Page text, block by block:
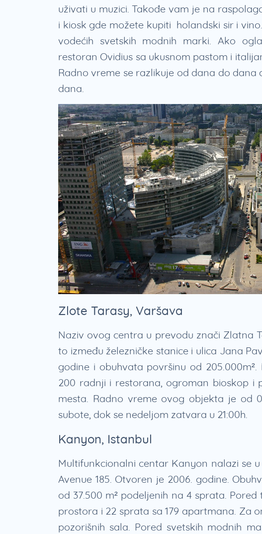
uživati u muzici. Takođe vam je na
i kiosk gde možete kupiti holandski sir i
vodećih svetskih modnih marki. Ako
restoran Ovidius sa ukusnom pastom i
Radno vreme se razlikuje od dana do
dana.
Zlote Tarasy, Varšava
Naziv ovog centra u prevodu znači Zlatna
to između železničke stanice i ulica Jana
godine i obuhvata površinu od
200 radnji i restorana, ogroman bioskop i
mesta. Radno vreme ovog objekta je od
subote, dok se nedeljom zatvara u 21:00h.
Kanyon, Istanbul
Multifunkcionalni centar Kanyon nalazi se
Avenue 185. Otvoren je 2006. godine.
od 37.500 m² podeljenih na 4 sprata.
prostora i 22 sprata sa 179 apartmana. Za
pozorišnih sala. Pored svetskih modnih